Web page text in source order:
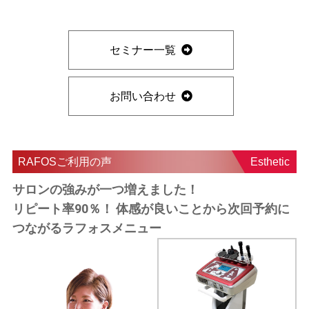
セミナー一覧
お問い合わせ
RAFOSご利用の声 Esthetic
サロンの強みが一つ増えました！
リピート率90％！ 体感が良いことから次回予約に
つながるラフォスメニュー